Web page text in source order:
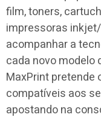
film, toners,
impressoras
acompanhar a
cada novo modelo
MaxPrint
compatíveis aos
apostando na